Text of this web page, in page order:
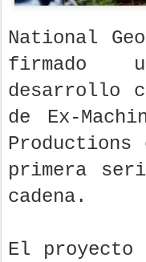
National
firmado
desarrollo
de Ex-
primera
cadena.
El proyecto